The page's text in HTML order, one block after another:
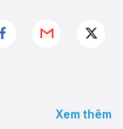
Xem thêm